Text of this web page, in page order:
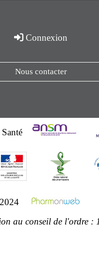
Connexion
Nous contacter
au conseil de l'ordre :